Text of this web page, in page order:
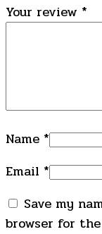
Your review *
Name *
Email *
Save my
browser for